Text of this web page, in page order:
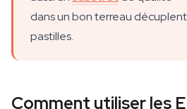
dans un bon terreau
pastilles.
Comment utiliser les